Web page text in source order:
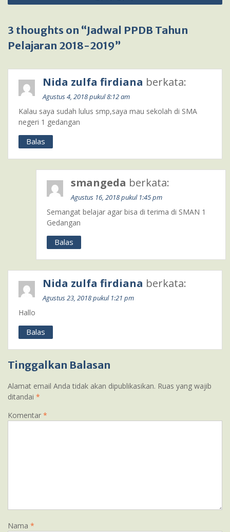
3 thoughts on “Jadwal PPDB Tahun
Pelajaran 2018-2019”
Nida zulfa firdiana berkata:
Agustus 4, 2018 pukul 8:12 am
Kalau saya sudah lulus smp,saya mau sekolah di SMA
negeri 1 gedangan
Balas
smangeda berkata:
Agustus 16, 2018 pukul 1:45 pm
Semangat belajar agar bisa di terima di SMAN 1
Gedangan
Balas
Nida zulfa firdiana berkata:
Agustus 23, 2018 pukul 1:21 pm
Hallo
Balas
Tinggalkan Balasan
Alamat email Anda tidak akan dipublikasikan. Ruas yang wajib
ditandai *
Komentar *
Nama *